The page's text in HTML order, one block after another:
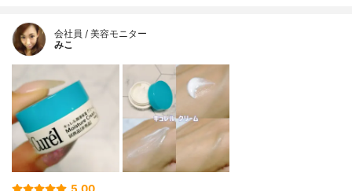
会社員 / 美容モニター
みこ